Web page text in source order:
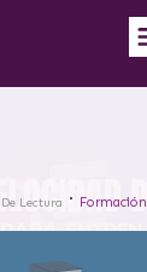
Lectura Formación